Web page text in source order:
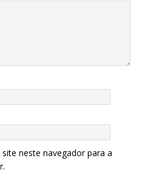
neste navegador para a